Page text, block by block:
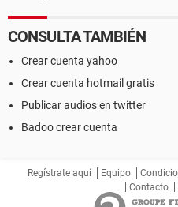
CONSULTA TAMBIÉN
Crear cuenta yahoo
Crear cuenta hotmail gratis
Publicar audios en twitter
Badoo crear cuenta
Regístrate aquí Equipo
Contacto